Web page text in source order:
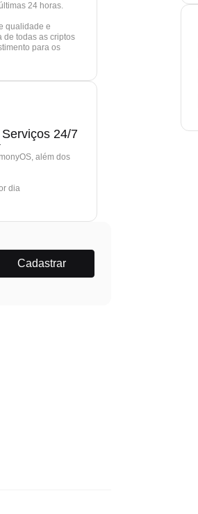
24 horas.
qualidade e
de todas as criptos
para os
24/7
além dos
dia
Cadastrar